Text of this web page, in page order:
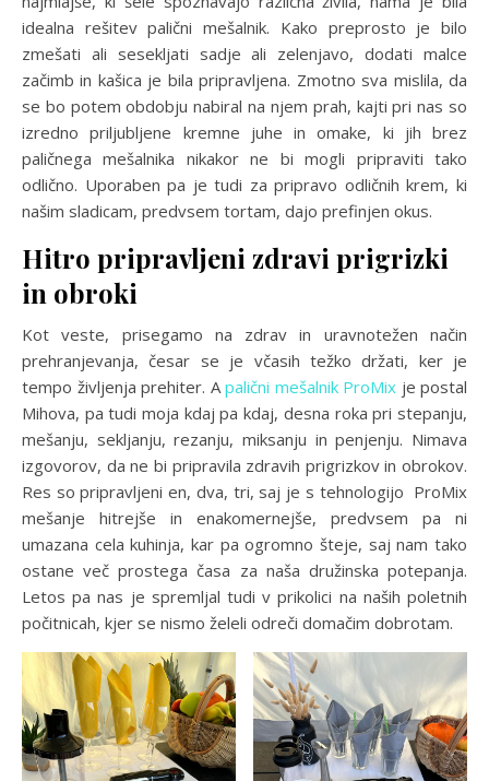
idealna rešitev palični mešalnik. Kako preprosto je bilo
zmešati ali sesekljati sadje ali zelenjavo, dodati malce
začimb in kašica je bila pripravljena. Zmotno sva mislila, da
se bo potem obdobju nabiral na njem prah, kajti pri nas so
izredno priljubljene kremne juhe in omake, ki jih brez
paličnega mešalnika nikakor ne bi mogli pripraviti tako
odlično. Uporaben pa je tudi za pripravo odličnih krem, ki
našim sladicam, predvsem tortam, dajo prefinjen okus.
Hitro pripravljeni zdravi prigrizki
in obroki
Kot veste, prisegamo na zdrav in uravnotežen način
prehranjevanja, česar se je včasih težko držati, ker je
tempo življenja prehiter. A palični mešalnik ProMix je postal
Mihova, pa tudi moja kdaj pa kdaj, desna roka pri stepanju,
mešanju, sekljanju, rezanju, miksanju in penjenju. Nimava
izgovorov, da ne bi pripravila zdravih prigrizkov in obrokov.
Res so pripravljeni en, dva, tri, saj je s tehnologijo ProMix
mešanje hitrejše in enakomernejše, predvsem pa ni
umazana cela kuhinja, kar pa ogromno šteje, saj nam tako
ostane več prostega časa za naša družinska potepanja.
Letos pa nas je spremljal tudi v prikolici na naših poletnih
počitnicah, kjer se nismo želeli odreči domačim dobrotam.